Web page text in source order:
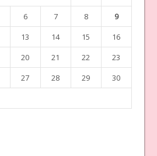
6 7 8
9
13 14 15
16
20 21 22
23
27 28 29
30